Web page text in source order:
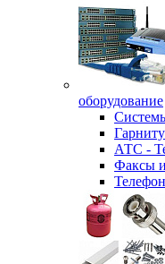
оборудование
АТС -
Факсы